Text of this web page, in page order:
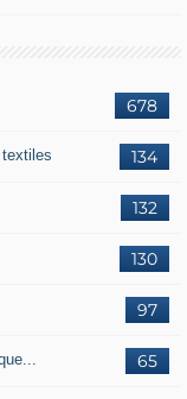
678
134
132
130
97
65